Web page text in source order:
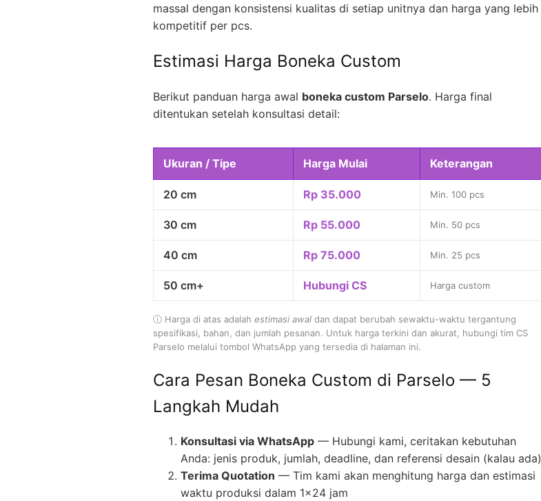
massal dengan konsistensi kualitas di setiap unitnya dan harga yang lebih
kompetitif per pcs.
Estimasi Harga Boneka Custom
Berikut panduan harga awal boneka custom Parselo. Harga final
ditentukan setelah konsultasi detail:
Ukuran / Tipe Harga Mulai Keterangan
20 cm Rp 35.000 Min. 100 pcs
30 cm Rp 55.000 Min. 50 pcs
40 cm Rp 75.000 Min. 25 pcs
50 cm+ Hubungi CS Harga custom
ⓘ Harga di atas adalah estimasi awal dan dapat berubah sewaktu-waktu tergantung
spesifikasi, bahan, dan jumlah pesanan. Untuk harga terkini dan akurat, hubungi tim CS
Parselo melalui tombol WhatsApp yang tersedia di halaman ini.
Cara Pesan Boneka Custom di Parselo — 5
Langkah Mudah
Konsultasi via WhatsApp — Hubungi kami, ceritakan kebutuhan
Anda: jenis produk, jumlah, deadline, dan referensi desain (kalau ada)
Terima Quotation — Tim kami akan menghitung harga dan estimasi
waktu produksi dalam 1×24 jam